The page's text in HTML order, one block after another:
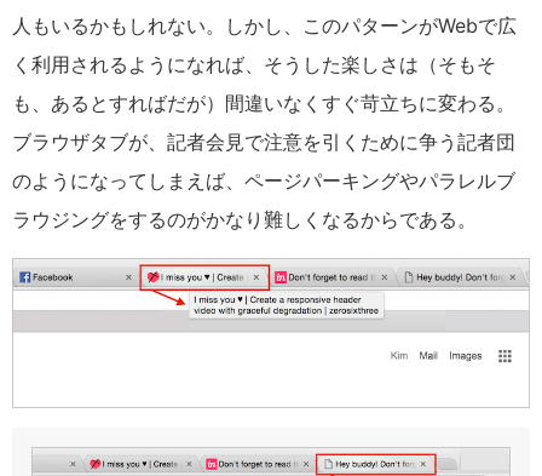
人もいるかもしれない。しかし、このパターンがWebで広
く利用されるようになれば、そうした楽しさは（そもそ
も、あるとすればだが）間違いなくすぐ苛立ちに変わる。
ブラウザタブが、記者会見で注意を引くために争う記者団
のようになってしまえば、ページパーキングやパラレルブ
ラウジングをするのがかなり難しくなるからである。